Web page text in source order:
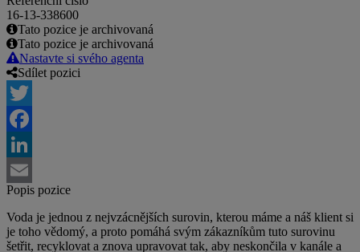
16-13-338600
Tato pozice je archivovaná
Tato pozice je archivovaná
Nastavte si svého agenta
Sdílet pozici
Twitter
Facebook
LinkedIn
Email
Popis pozice
Voda je jednou z nejvzácnějších surovin, kterou máme a náš klient si
je toho vědomý, a proto pomáhá svým zákazníkům tuto surovinu
šetřit, recyklovat a znova upravovat tak, aby neskončila v kanále a